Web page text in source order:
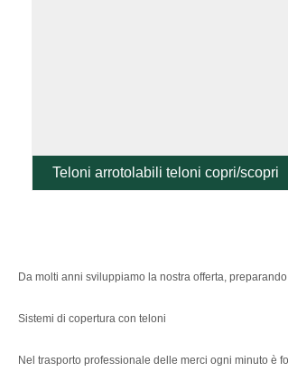
Teloni arrotolabili teloni copri/scopri
Da molti anni sviluppiamo la nostra offerta,
Sistemi di copertura con teloni
Nel trasporto professionale delle merci ogni minuto è